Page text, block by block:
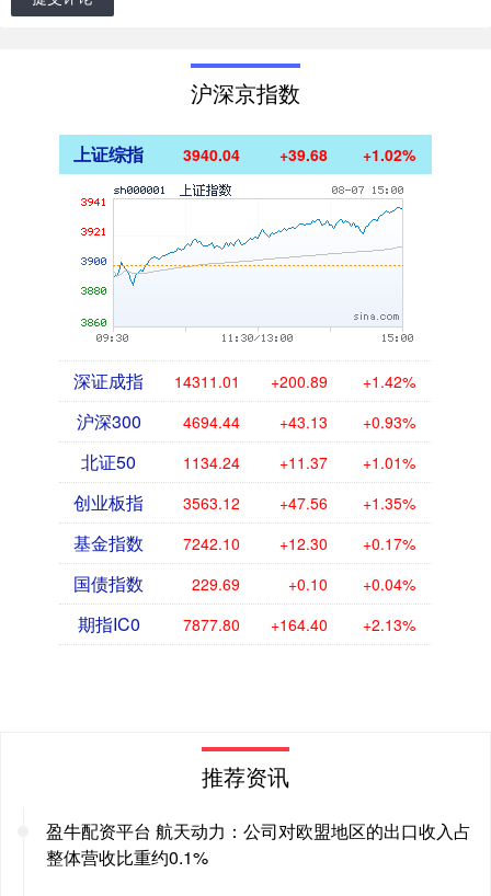
沪深京指数
上证综指 3940.04 +39.68 +1.02%
深证成指 14311.01 +200.89 +1.42%
沪深300 4694.44 +43.13 +0.93%
北证50 1134.24 +11.37 +1.01%
创业板指 3563.12 +47.56 +1.35%
基金指数 7242.10 +12.30 +0.17%
国债指数 229.69 +0.10 +0.04%
期指IC0 7877.80 +164.40 +2.13%
推荐资讯
盈牛配资平台 航天动力：公司对欧盟地区的出口收入占
整体营收比重约0.1%